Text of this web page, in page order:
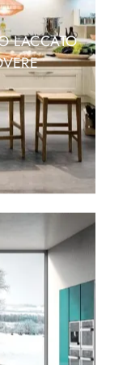
LACCATO